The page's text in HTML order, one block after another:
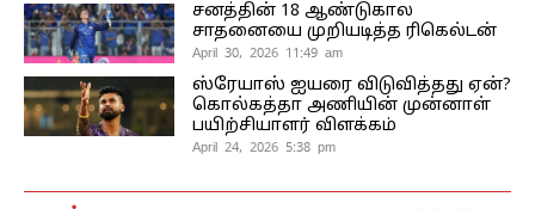
சனத்தின் 18 ஆண்டுகால
சாதனையை முறியடித்த ரிகெல்டன்
April 30, 2026 11:49 am
ஸ்ரேயாஸ் ஐயரை விடுவித்தது ஏன்?
கொல்கத்தா அணியின் முன்னாள்
பயிற்சியாளர் விளக்கம்
April 24, 2026 5:38 pm